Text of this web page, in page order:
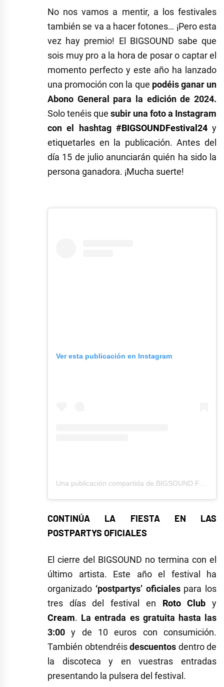
No nos vamos a mentir, a los festivales
también se va a hacer fotones… ¡Pero esta
vez hay premio! El BIGSOUND sabe que
sois muy pro a la hora de posar o captar el
momento perfecto y este año ha lanzado
una promoción con la que podéis ganar un
Abono General para la edición de 2024.
Solo tenéis que subir una foto a Instagram
con el hashtag #BIGSOUNDFestival24 y
etiquetarles en la publicación. Antes del
día 15 de julio anunciarán quién ha sido la
persona ganadora. ¡Mucha suerte!
Ver esta publicación en Instagram
Una publicación compartida de BIGSOUND FESTIVAL (@bigsoundfestival)
CONTINÚA LA FIESTA EN LAS
POSTPARTYS OFICIALES
El cierre del BIGSOUND no termina con el
último artista. Este año el festival ha
organizado ‘postpartys’ oficialespara los
tres días del festival en Roto Club y
Cream. La entrada es gratuita hasta las
3:00 y de 10 euros con consumición.
También obtendréisdescuentos dentro de
la discoteca y en vuestras entradas
presentando la pulsera del festival.